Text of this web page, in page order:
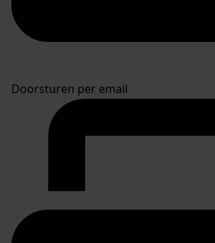
Doorsturen per email